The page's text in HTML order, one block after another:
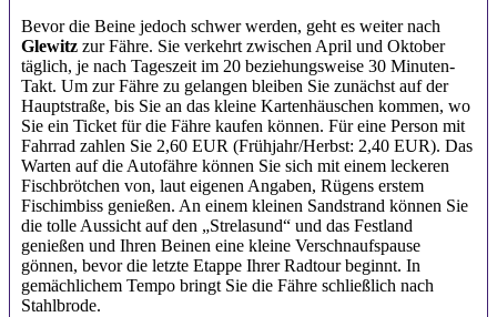
Bevor die Beine jedoch schwer werden, geht es weiter nach
Glewitz zur Fähre. Sie verkehrt zwischen April und Oktober
täglich, je nach Tageszeit im 20 beziehungsweise 30 Minuten-
Takt. Um zur Fähre zu gelangen bleiben Sie zunächst auf der
Hauptstraße, bis Sie an das kleine Kartenhäuschen kommen, wo
Sie ein Ticket für die Fähre kaufen können. Für eine Person mit
Fahrrad zahlen Sie 2,60 EUR (Frühjahr/Herbst: 2,40 EUR). Das
Warten auf die Autofähre können Sie sich mit einem leckeren
Fischbrötchen von, laut eigenen Angaben, Rügens erstem
Fischimbiss genießen. An einem kleinen Sandstrand können Sie
die tolle Aussicht auf den „Strelasund“ und das Festland
genießen und Ihren Beinen eine kleine Verschnaufspause
gönnen, bevor die letzte Etappe Ihrer Radtour beginnt. In
gemächlichem Tempo bringt Sie die Fähre schließlich nach
Stahlbrode.